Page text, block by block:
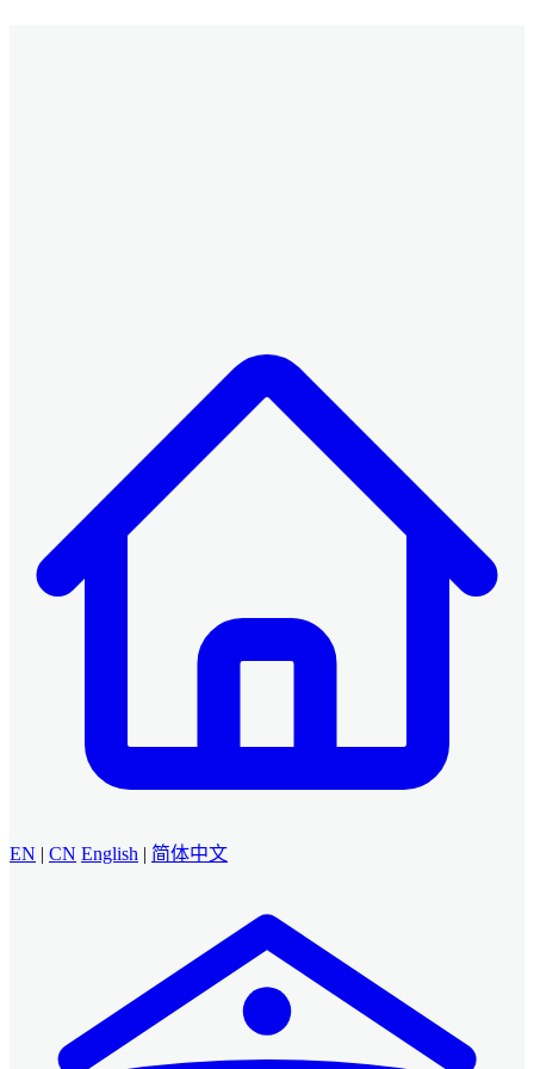
EN | CN English | 简体中文